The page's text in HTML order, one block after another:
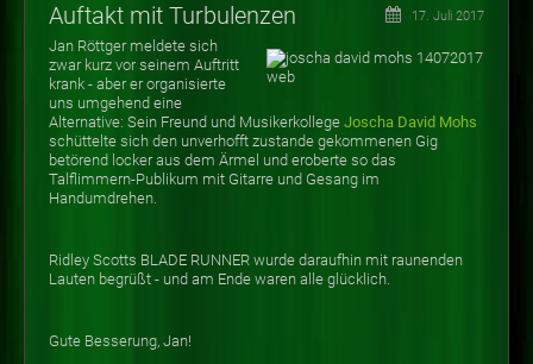
Auftakt mit Turbulenzen 17. Juli 2017
Jan Röttger meldete sich
zwar kurz vor seinem Auftritt
krank - aber er organisierte
uns umgehend eine
Alternative: Sein Freund und Musikerkollege Joscha David Mohs
schüttelte sich den unverhofft zustande gekommenen Gig
betörend locker aus dem Ärmel und eroberte so das
Talflimmern-Publikum mit Gitarre und Gesang im
Handumdrehen.
Ridley Scotts BLADE RUNNER wurde daraufhin mit raunenden
Lauten begrüßt - und am Ende waren alle glücklich.
Gute Besserung, Jan!